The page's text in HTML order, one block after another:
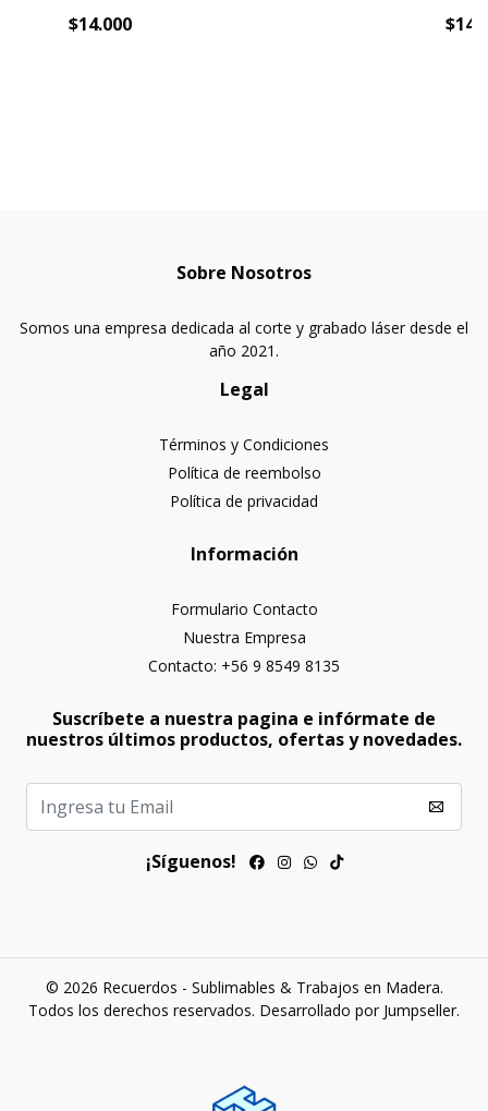
$14.000
Sobre Nosotros
Somos una empresa dedicada al corte y grabado láser desde el
año 2021.
Legal
Términos y Condiciones
Política de reembolso
Política de privacidad
Información
Formulario Contacto
Nuestra Empresa
Contacto: +56 9 8549 8135
Suscríbete a nuestra pagina e infórmate de
nuestros últimos productos, ofertas y novedades.
¡Síguenos!
© 2026 Recuerdos - Sublimables & Trabajos en Madera.
Todos los derechos reservados. Desarrollado por Jumpseller.